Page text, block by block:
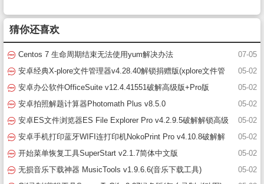
猜你还喜欢
07-05
Centos 7 生命周期结束无法使用yum解决办法
05-02
安卓经典X-plore文件管理器v4.28.40解锁捐赠版(xplore文件管
理器破解版)
05-02
安卓办公软件OfficeSuite v12.4.41551破解高级版+Pro版
05-02
安卓拍照解题计算器Photomath Plus v8.5.0
05-02
安卓ES文件浏览器ES File Explorer Pro v4.2.9.5破解解锁高级
版(es文件浏览器)
05-02
安卓手机打印蓝牙WIFI连打印机NokoPrint Pro v4.10.8破解解
锁高级版
05-02
开始菜单恢复工具SuperStart v2.1.7简体中文版
05-02
无损音乐下载神器 MusicTools v1.9.6.6(音乐下载工具)